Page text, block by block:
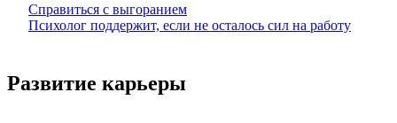
Справиться с выгоранием
Психолог поддержит, если не осталось сил на работу
Развитие карьеры